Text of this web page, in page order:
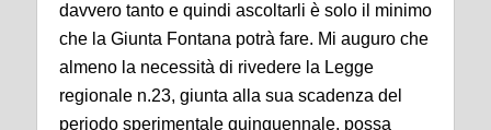
davvero tanto e quindi ascoltarli è solo il minimo
che la Giunta Fontana potrà fare. Mi auguro che
almeno la necessità di rivedere la Legge
regionale n.23, giunta alla sua scadenza del
periodo sperimentale quinquennale, possa